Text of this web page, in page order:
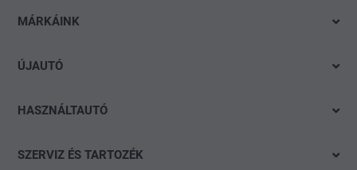
MÁRKÁINK
Audi
CUPRA
ÚJAUTÓ
Ajánlatok és akciók
Konfigurálás
HASZNÁLTAUTÓ
Részletes keresés
SZERVIZ ÉS TARTOZÉK